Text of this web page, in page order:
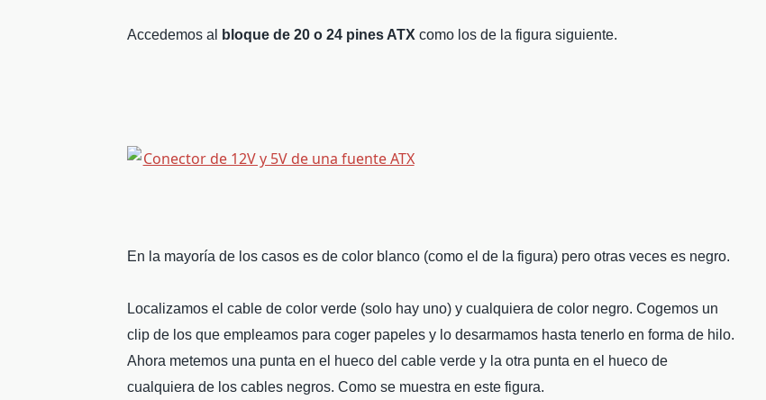
Accedemos al bloque de 20 o 24 pines ATX como los de la figura siguiente.
En la mayoría de los casos es de color blanco (como el de la figura) pero otras veces es negro.
Localizamos el cable de color verde (solo hay uno) y cualquiera de color negro. Cogemos un
clip de los que empleamos para coger papeles y lo desarmamos hasta tenerlo en forma de hilo.
Ahora metemos una punta en el hueco del cable verde y la otra punta en el hueco de
cualquiera de los cables negros. Como se muestra en este figura.